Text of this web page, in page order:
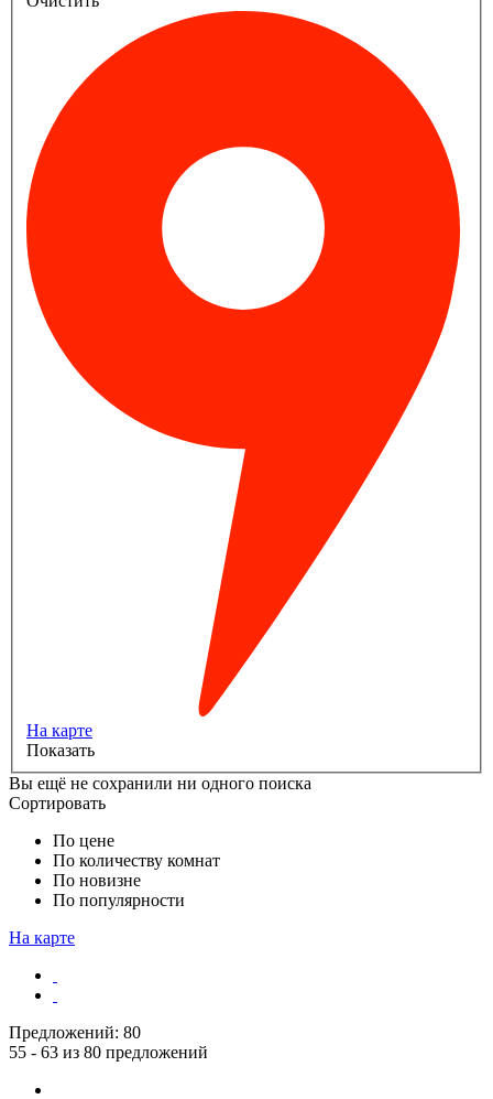
На карте
Показать
Вы ещё не сохранили ни одного поиска
Сортировать
По цене
По количеству комнат
По новизне
По популярности
На карте
Предложений: 80
55 - 63 из 80 предложений